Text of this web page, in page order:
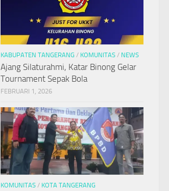
KABUPATEN TANGERANG / KOMUNITAS / NEWS
Ajang Silaturahmi, Katar Binong Gelar
Tournament Sepak Bola
FEBRUARI 1, 2026
KOMUNITAS / KOTA TANGERANG